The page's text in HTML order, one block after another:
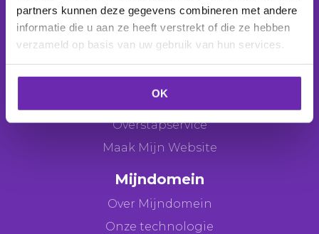
partners kunnen deze gegevens combineren met andere
informatie die u aan ze heeft verstrekt of die ze hebben
verzameld op basis van uw gebruik van hun services.
OK
E-mail
Webhosting
Webshop
Overstapservice
Maak Mijn Website
Mijndomein
Over Mijndomein
Onze technologie